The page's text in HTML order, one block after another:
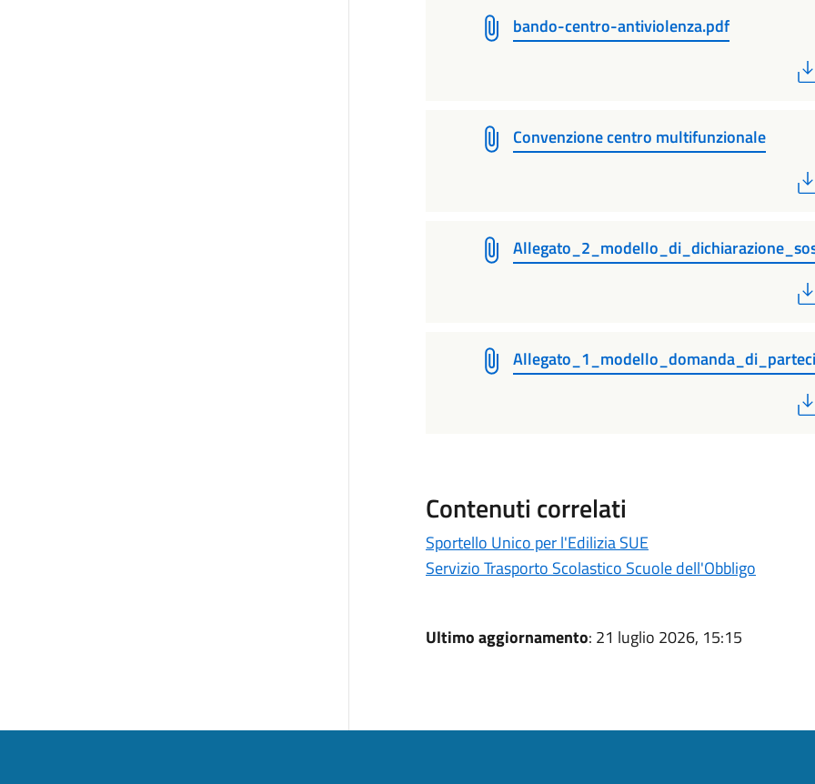
bando-centro-antiviolenza.pdf
Convenzione centro multifunzionale
Contenuti correlati
Sportello Unico per l'Edilizia SUE
Servizio Trasporto Scolastico Scuole dell'Obbligo
Ultimo aggiornamento: 21 luglio 2026, 15:15